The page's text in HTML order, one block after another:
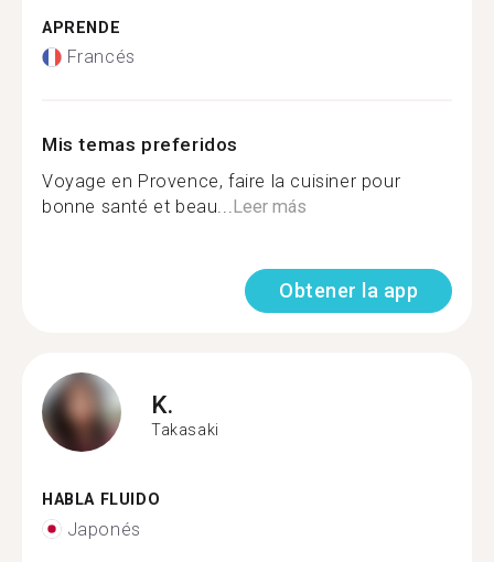
APRENDE
Francés
Mis temas preferidos
Voyage en Provence, faire la cuisiner pour
bonne santé et beau...Leer más
Obtener la app
K.
Takasaki
HABLA FLUIDO
Japonés